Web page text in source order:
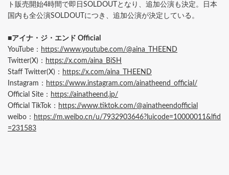
ト販売開始4時間で即日SOLDOUTとなり、追加公演も決定。日本
国内も全公演SOLDOUTにつき、追加公演が決定している。
■アイナ・ジ・エンド Official
YouTube： https://www.youtube.com/@aina_THEEND
Twitter(X)： https://x.com/aina_BiSH
Staff Twitter(X)： https://x.com/aina_THEEND
Instagram： https://www.instagram.com/ainatheend_official/
Official Site： https://ainatheend.jp/
Official TikTok： https://www.tiktok.com/@ainatheendofficial
weibo： https://m.weibo.cn/u/7932903646?luicode=10000011&lfid
=231583